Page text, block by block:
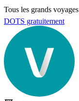
Tous les grands
DOTS gratuitement